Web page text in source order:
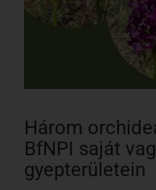
Három
BfNPI saját
gyepterületein